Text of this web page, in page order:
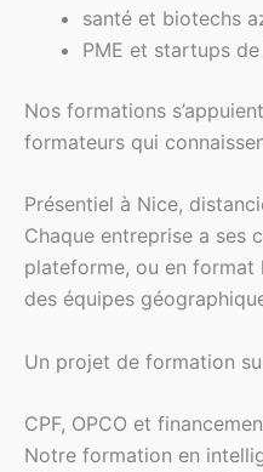
santé et biotechs
PME et startups
Nos formations
formateurs qui
Présentiel à Nice,
Chaque entreprise a ses
plateforme, ou en format
des équipes
Un projet de formation
CPF, OPCO et
Notre formation en